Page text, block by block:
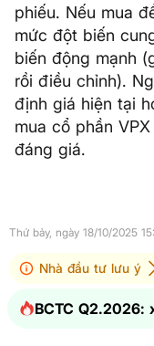
phiếu. Nếu mua
mức đột biến
biến động mạnh
rồi điều chỉnh).
định giá hiện tại
mua cổ phần
đáng giá.
Thứ bảy, ngày 18/10/2025
Nhà đầu tư lưu ý
BCTC Q2.2026: